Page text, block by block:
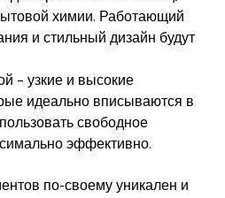
химии. Работающий
и стильный дизайн будут
– узкие и высокие
идеально вписываются в
свободное
эффективно.
по-своему уникален и